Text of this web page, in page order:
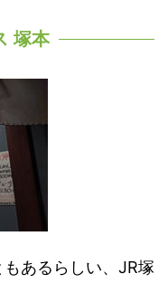
塚本
あるらしい、JR塚